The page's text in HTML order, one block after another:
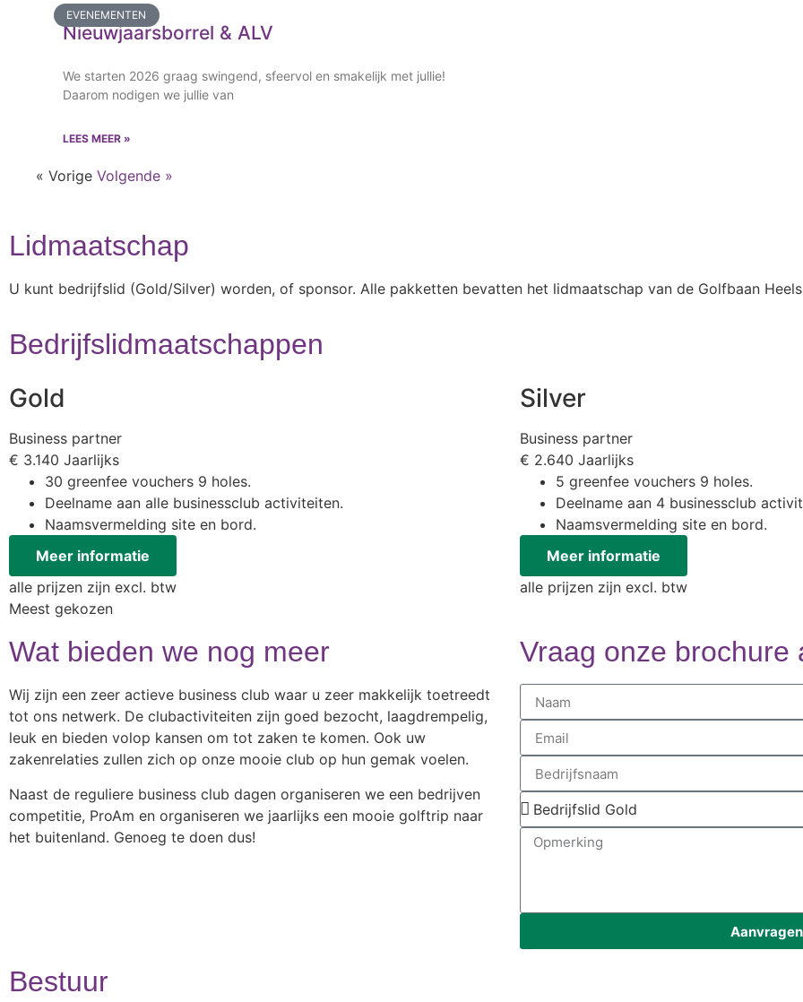
EVENEMENTEN
Nieuwjaarsborrel & ALV
We starten 2026 graag swingend, sfeervol en smakelijk met jullie!
Daarom nodigen we jullie van
LEES MEER »
« Vorige Volgende »
Lidmaatschap
U kunt bedrijfslid (Gold/Silver) worden, of sponsor. Alle pakketten bevatten het lidmaatschap van de Golfbaan
Bedrijfslidmaatschappen
Gold
Business partner
€ 3.140 Jaarlijks
30 greenfee vouchers 9 holes.
Deelname aan alle businessclub activiteiten.
Naamsvermelding site en bord.
Meer informatie
alle prijzen zijn excl. btw
Meest gekozen
Silver
Business partner
€ 2.640 Jaarlijks
5 greenfee vouchers 9 holes.
Deelname aan 4 businessclub
Naamsvermelding site en bord.
Meer informatie
alle prijzen zijn excl. btw
Wat bieden we nog meer
Wij zijn een zeer actieve business club waar u zeer makkelijk toetreedt
tot ons netwerk. De clubactiviteiten zijn goed bezocht, laagdrempelig,
leuk en bieden volop kansen om tot zaken te komen. Ook uw
zakenrelaties zullen zich op onze mooie club op hun gemak voelen.
Naast de reguliere business club dagen organiseren we een bedrijven
competitie, ProAm en organiseren we jaarlijks een mooie golftrip naar
het buitenland. Genoeg te doen dus!
Vraag onze brochure
Aanvragen
Bestuur